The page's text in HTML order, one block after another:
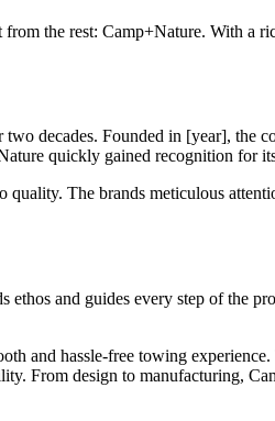
the rest: Camp+Nature. With a
decades. Founded in [year], the
quickly gained recognition for
The brands meticulous
and guides every step of the
and hassle-free towing
From design to manufacturing,